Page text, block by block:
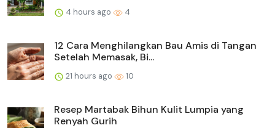
4 hours ago 4
12 Cara Menghilangkan Bau Amis di Tangan
Setelah Memasak, Bi...
21 hours ago 10
Resep Martabak Bihun Kulit Lumpia yang
Renyah Gurih